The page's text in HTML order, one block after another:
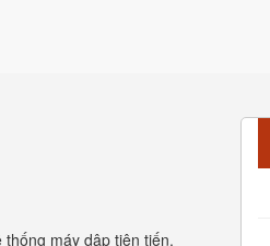
máy dập tiên tiến.